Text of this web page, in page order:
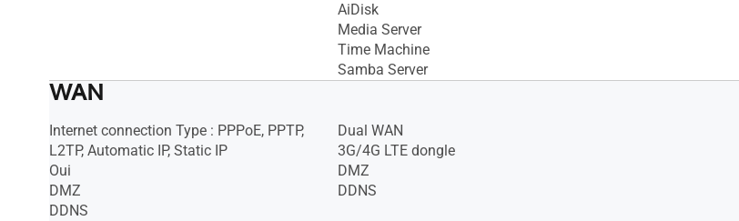
AiDisk
Media Server
Time Machine
Samba Server
WAN
Internet connection Type : PPPoE, PPTP,
L2TP, Automatic IP, Static IP
Oui
DMZ
DDNS
Dual WAN
3G/4G LTE dongle
DMZ
DDNS